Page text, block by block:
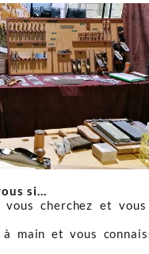
si…
vous cherchez et
main et vous